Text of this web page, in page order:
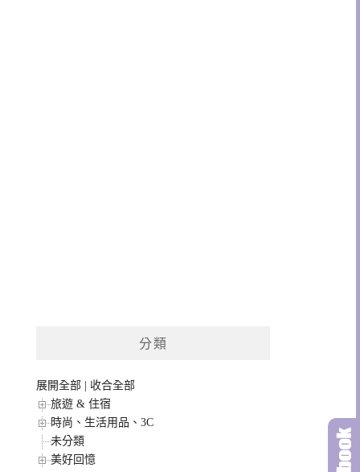
分類
展開全部
收合全部
旅遊 & 住宿
時尚、生活用品、3C
未分類
美好回憶